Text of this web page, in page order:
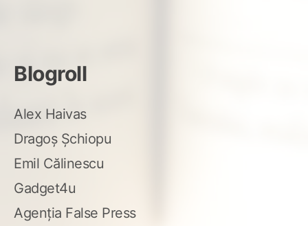
Blogroll
Alex Haivas
Dragoș Șchiopu
Emil Călinescu
Gadget4u
Agenția False Press